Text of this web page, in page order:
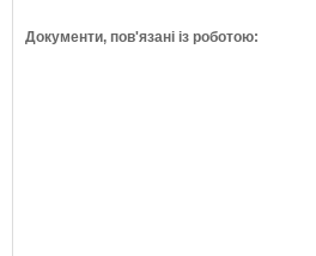
Документи, пов'язані із роботою: